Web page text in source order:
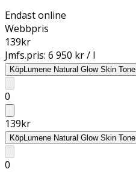
Endast online
Webbpris
139kr
Jmfs.pris: 6 950 kr / l
KöpLumene Natural Glow Skin
0
139kr
KöpLumene Natural Glow Skin
0